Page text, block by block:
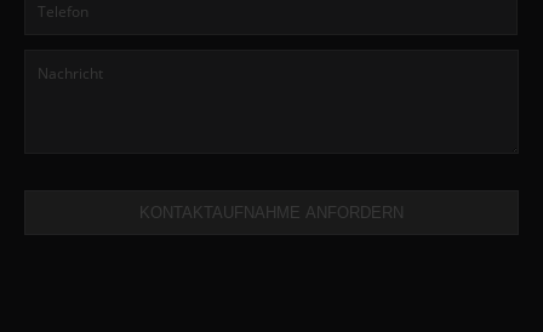
KONTAKTAUFNAHME ANFORDERN